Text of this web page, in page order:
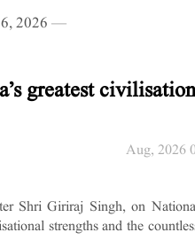
— PMO India (@PMOIndia)
2026
greatest
07
Shri Giriraj Singh, on
strengths and the